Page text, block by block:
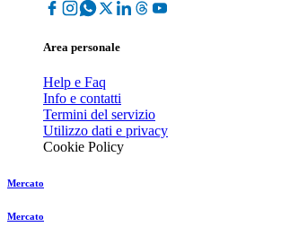
Area personale
Help e Faq
Info e contatti
Termini del servizio
Utilizzo dati e privacy
Cookie Policy
Mercato
Mercato